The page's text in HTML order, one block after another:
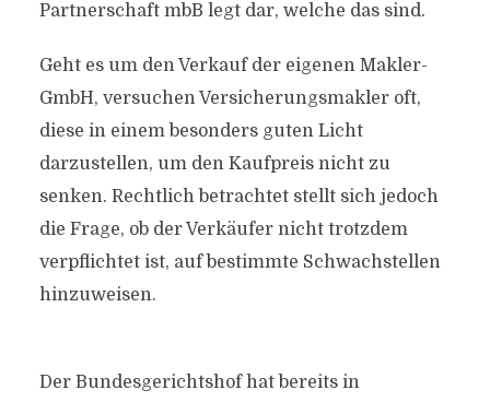
Partnerschaft mbB legt dar, welche das sind.
Geht es um den Verkauf der eigenen Makler-
GmbH, versuchen Versicherungsmakler oft,
diese in einem besonders guten Licht
darzustellen, um den Kaufpreis nicht zu
senken. Rechtlich betrachtet stellt sich jedoch
die Frage, ob der Verkäufer nicht trotzdem
verpflichtet ist, auf bestimmte Schwachstellen
hinzuweisen.
Der Bundesgerichtshof hat bereits in